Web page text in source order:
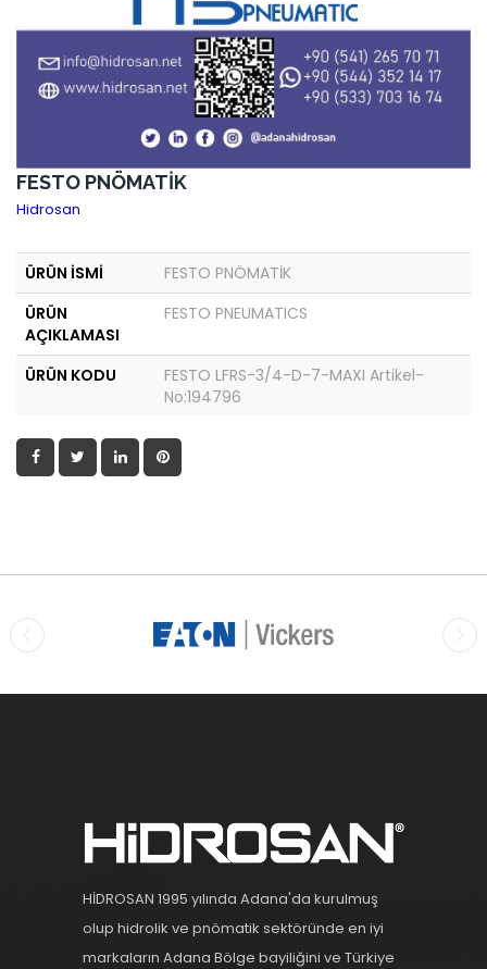
FESTO PNÖMATİK
Hidrosan
ÜRÜN İSMİ
FESTO PNÖMATİK
ÜRÜN
AÇIKLAMASI
FESTO PNEUMATICS
ÜRÜN KODU
FESTO LFRS-3/4-D-7-MAXI Artikel-
No:194796
HİDROSAN 1995 yılında Adana'da kurulmuş
olup hidrolik ve pnömatik sektöründe en iyi
markaların Adana Bölge bayiliğini ve Türkiye